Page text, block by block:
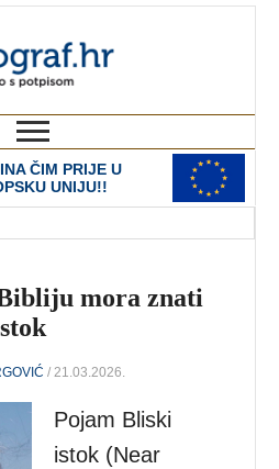
ČIM PRIJE U
UNIJU!!
mora znati
/ 21.03.2026.
Pojam Bliski
istok (Near